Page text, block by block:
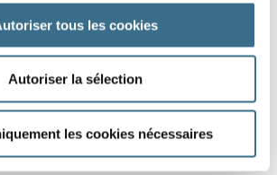
tous les cookies
Autoriser la sélection
les cookies nécessaires